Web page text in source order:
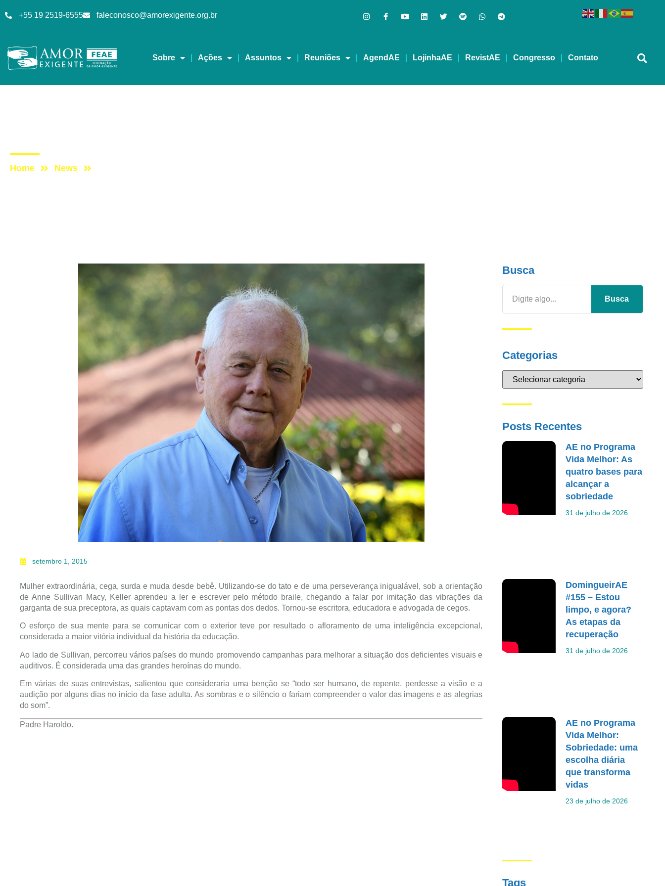
+55 19 2519-6555 faleconosco@amorexigente.org.br
Sobre Ações Assuntos Reuniões AgendAE LojinhaAE RevistAE Congresso Contato
Home News
setembro 1, 2015
Mulher extraordinária, cega, surda e muda desde bebê. Utilizando-se do tato e de uma perseverança inigualável, sob a orientação
de Anne Sullivan Macy, Keller aprendeu a ler e escrever pelo método braile, chegando a falar por imitação das vibrações da
garganta de sua preceptora, as quais captavam com as pontas dos dedos. Tornou-se escritora, educadora e advogada de cegos.
O esforço de sua mente para se comunicar com o exterior teve por resultado o afloramento de uma inteligência excepcional,
considerada a maior vitória individual da história da educação.
Ao lado de Sullivan, percorreu vários países do mundo promovendo campanhas para melhorar a situação dos deficientes visuais e
auditivos. É considerada uma das grandes heroínas do mundo.
Em várias de suas entrevistas, salientou que consideraria uma benção se “todo ser humano, de repente, perdesse a visão e a
audição por alguns dias no início da fase adulta. As sombras e o silêncio o fariam compreender o valor das imagens e as alegrias
do som”.
Padre Haroldo.
Busca
Busca
Categorias
Posts Recentes
AE no Programa
Vida Melhor: As
quatro bases para
alcançar a
sobriedade
31 de julho de 2026
DomingueirAE
#155 – Estou
limpo, e agora?
As etapas da
recuperação
31 de julho de 2026
AE no Programa
Vida Melhor:
Sobriedade: uma
escolha diária
que transforma
vidas
23 de julho de 2026
Tags